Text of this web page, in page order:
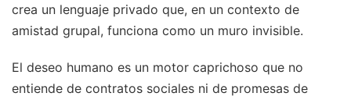
crea un lenguaje privado que, en un contexto de
amistad grupal, funciona como un muro invisible.
El deseo humano es un motor caprichoso que no
entiende de contratos sociales ni de promesas de